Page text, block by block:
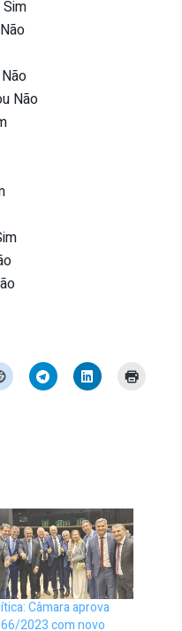
Não
Câmara aprova
66/2023 com novo